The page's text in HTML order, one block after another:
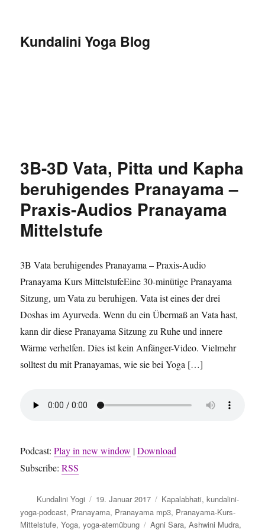
Kundalini Yoga Blog
3B-3D Vata, Pitta und Kapha
beruhigendes Pranayama –
Praxis-Audios Pranayama
Mittelstufe
3B Vata beruhigendes Pranayama – Praxis-Audio
Pranayama Kurs MittelstufeEine 30-minütige Pranayama
Sitzung, um Vata zu beruhigen. Vata ist eines der drei
Doshas im Ayurveda. Wenn du ein Übermaß an Vata hast,
kann dir diese Pranayama Sitzung zu Ruhe und innere
Wärme verhelfen. Dies ist kein Anfänger-Video. Vielmehr
solltest du mit Pranayamas, wie sie bei Yoga […]
Podcast:Play in new window |Download
Subscribe:RSS
Autor
Kundalini Yogi
Veröffentlicht
am
19. Januar 2017 Kategorien
Kapalabhati,kundalini-
yoga-podcast, Pranayama, Pranayama mp3, Pranayama-Kurs-
Mittelstufe,Yoga,yoga-atemübung Schlagwörter
Agni Sara,Ashwini Mudra,